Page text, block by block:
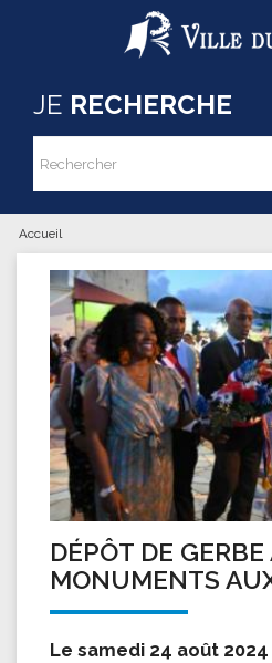
Aller au contenu principal
JE RECHERCHE
Formulaire de
Rechercher
Vous êtes ici
Accueil
DÉPÔT DE
MONUMENTS
Le samedi 24 août